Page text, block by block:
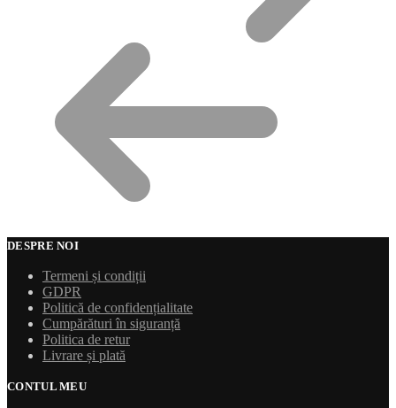
DESPRE NOI
Termeni și condiții
GDPR
Politică de confidențialitate
Cumpărături în siguranță
Politica de retur
Livrare și plată
CONTUL MEU